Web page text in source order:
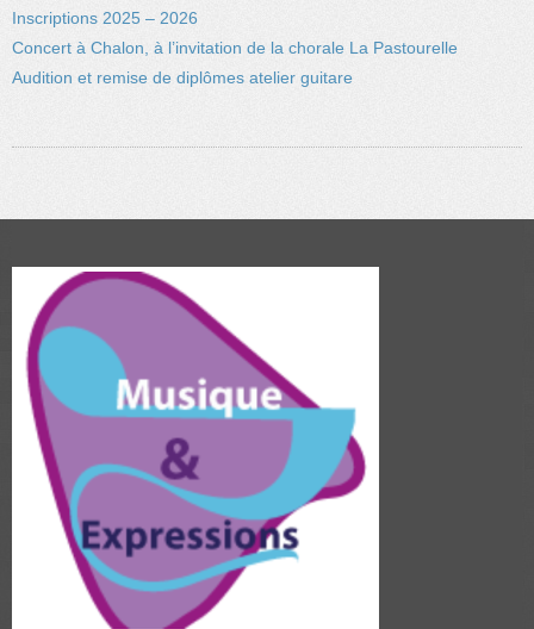
Inscriptions 2025 – 2026
Concert à Chalon, à l’invitation de la chorale La Pastourelle
Audition et remise de diplômes atelier guitare